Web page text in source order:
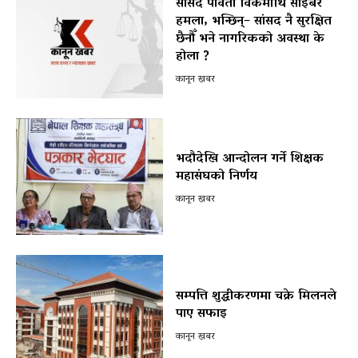
हमला, भन्छिन्– सांसद नै सुरक्षित
छैनौँ भने नागरिकको अवस्था के
होला ?
कानून खबर
भदौदेखि आन्दोलन गर्ने शिक्षक
महासंघको निर्णय
कानून खबर
सम्पत्ति शुद्धीकरणमा चक्रे मिलनले
पाए सफाइ
कानून खबर